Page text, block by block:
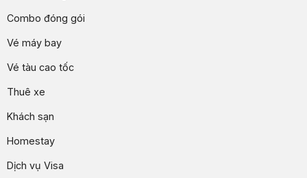
Combo đóng gói
Vé máy bay
Vé tàu cao tốc
Thuê xe
Khách sạn
Homestay
Dịch vụ Visa